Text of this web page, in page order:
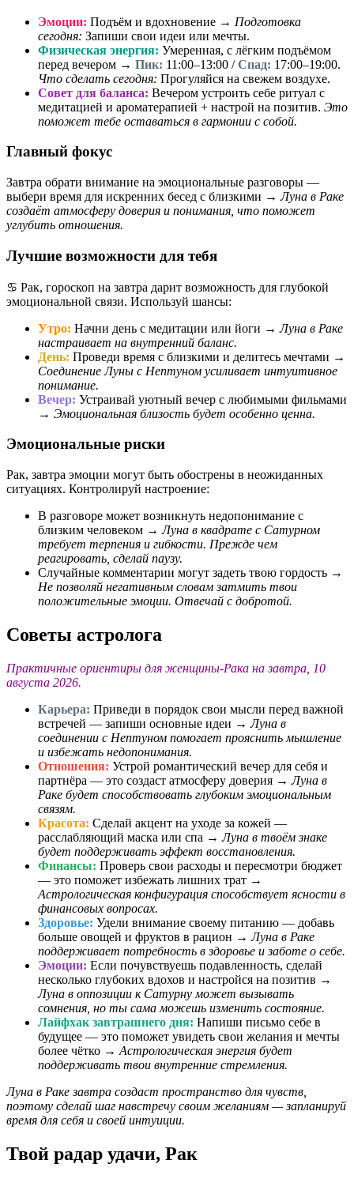
Эмоции: Подъём и вдохновение → Подготовка
сегодня: Запиши свои идеи или мечты.
Физическая энергия: Умеренная, с лёгким подъёмом
перед вечером → Пик: 11:00–13:00 /Спад: 17:00–19:00.
Что сделать сегодня: Прогуляйся на свежем воздухе.
Совет для баланса: Вечером устроить себе ритуал с
медитацией и ароматерапией + настрой на позитив. Это
поможет тебе оставаться в гармонии с собой.
Главный фокус
Завтра обрати внимание на эмоциональные разговоры —
выбери время для искренних бесед с близкими →Луна в Раке
создаёт атмосферу доверия и понимания, что поможет
углубить отношения.
Лучшие возможности для тебя
♋ Рак, гороскоп на завтра дарит возможность для глубокой
эмоциональной связи. Используй шансы:
Утро: Начни день с медитации или йоги →Луна в Раке
настраивает на внутренний баланс.
День: Проведи время с близкими и делитесь мечтами →
Соединение Луны с Нептуном усиливает интуитивное
понимание.
Вечер: Устраивай уютный вечер с любимыми фильмами
→ Эмоциональная близость будет особенно ценна.
Эмоциональные риски
Рак, завтра эмоции могут быть обострены в неожиданных
ситуациях. Контролируй настроение:
В разговоре может возникнуть недопонимание с
близким человеком →Луна в квадрате с Сатурном
требует терпения и гибкости. Прежде чем
реагировать, сделай паузу.
Случайные комментарии могут задеть твою гордость →
Не позволяй негативным словам затмить твои
положительные эмоции. Отвечай с добротой.
Советы астролога
Практичные ориентиры для женщины-Рака на завтра, 10
августа 2026.
Карьера: Приведи в порядок свои мысли перед важной
встречей — запиши основные идеи →Луна в
соединении с Нептуном помогает прояснить мышление
и избежать недопонимания.
Отношения: Устрой романтический вечер для себя и
партнёра — это создаст атмосферу доверия →Луна в
Раке будет способствовать глубоким эмоциональным
связям.
Красота: Сделай акцент на уходе за кожей —
расслабляющий маска или спа →Луна в твоём знаке
будет поддерживать эффект восстановления.
Финансы: Проверь свои расходы и пересмотри бюджет
— это поможет избежать лишних трат →
Астрологическая конфигурация способствует ясности в
финансовых вопросах.
Здоровье: Удели внимание своему питанию — добавь
больше овощей и фруктов в рацион →Луна в Раке
поддерживает потребность в здоровье и заботе о себе.
Эмоции: Если почувствуешь подавленность, сделай
несколько глубоких вдохов и настройся на позитив →
Луна в оппозиции к Сатурну может вызывать
сомнения, но ты сама можешь изменить состояние.
Лайфхак завтрашнего дня: Напиши письмо себе в
будущее — это поможет увидеть свои желания и мечты
более чётко → Астрологическая энергия будет
поддерживать твои внутренние стремления.
Луна в Раке завтра создаст пространство для чувств,
поэтому сделай шаг навстречу своим желаниям — запланируй
время для себя и своей интуиции.
Твой радар удачи, Рак